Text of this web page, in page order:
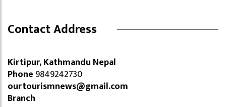
Contact Address
Kirtipur, Kathmandu Nepal
Phone 9849242730
ourtourismnews@gmail.com
Branch